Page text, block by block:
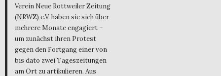
Verein Neue Rottweiler Zeitung
(NRWZ) e.V. haben sie sich über
mehrere Monate engagiert –
um zunächst ihren Protest
gegen den Fortgang einer von
bis dato zwei Tageszeitungen
am Ort zu artikulieren. Aus